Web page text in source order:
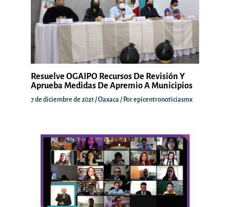
Resuelve OGAIPO Recursos De Revisión Y
Aprueba Medidas De Apremio A Municipios
7 de diciembre de 2021 /Oaxaca / Porepicentronoticiasmx